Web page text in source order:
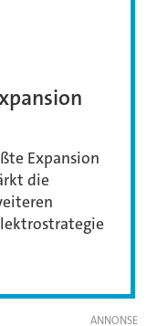
Expansion
die